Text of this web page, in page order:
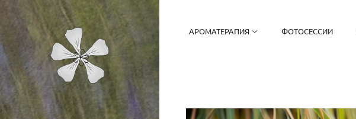
АРОМАТЕРАПИЯ ФОТОСЕССИИ